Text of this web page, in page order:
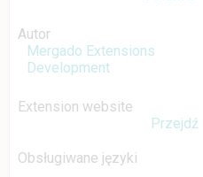
Autor
Mergado Extensions
Development
Extension website
Przejdź
Obsługiwane języki